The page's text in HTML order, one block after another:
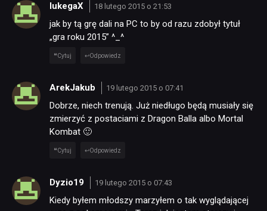
lukegaX 18 lutego 2015 o 21:53
jak by tą grę dali na PC to by od razu zdobył tytuł
„gra roku 2015” ^_^
Cytuj Odpowiedz
ArekJakub 19 lutego 2015 o 07:41
Dobrze, niech trenują. Już niedługo będą musiały się
zmierzyć z postaciami z Dragon Balla albo Mortal
Kombat 🙂
Cytuj Odpowiedz
Dyzio19 19 lutego 2015 o 07:43
Kiedy byłem młodszy marzyłem o tak wyglądającej